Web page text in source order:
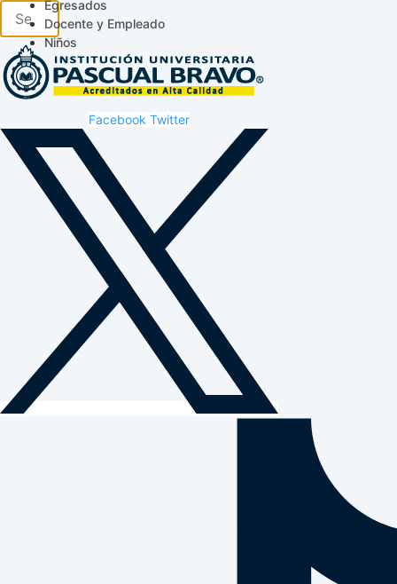
Egresados
Docente y Empleado
Niños
Facebook Twitter